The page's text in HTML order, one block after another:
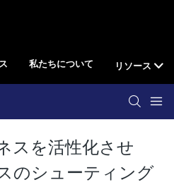
私たちについて リソース
スを活性化させ
のシューティング